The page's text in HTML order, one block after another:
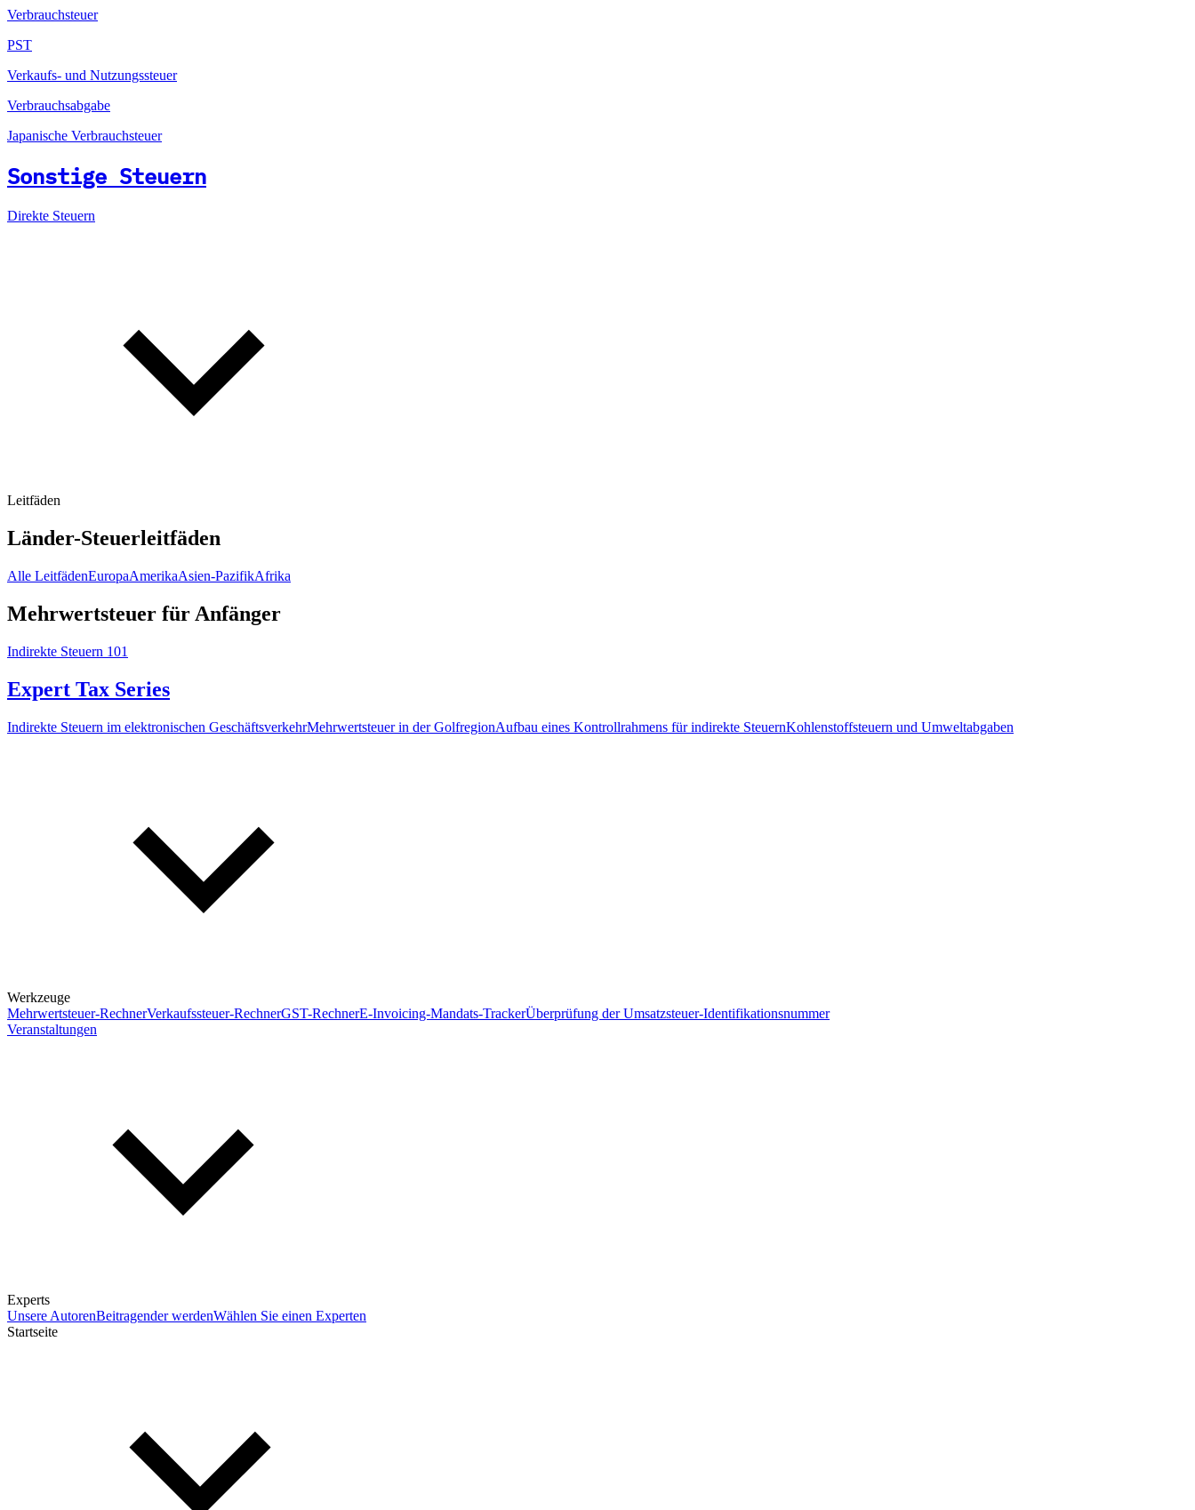
Verbrauchsteuer
PST
Verkaufs- und Nutzungssteuer
Verbrauchsabgabe
Japanische Verbrauchsteuer
Sonstige Steuern
Direkte Steuern
Leitfäden
Länder-Steuerleitfäden
Alle LeitfädenEuropaAmerikaAsien-PazifikAfrika
Mehrwertsteuer für Anfänger
Indirekte Steuern 101
Expert Tax Series
Indirekte Steuern im elektronischen GeschäftsverkehrMehrwertsteuer in der GolfregionAufbau eines Kontrollrahmens für indirekte SteuernKohlenstoffsteuern und Umweltabgaben
Werkzeuge
Mehrwertsteuer-RechnerVerkaufssteuer-RechnerGST-RechnerE-Invoicing-Mandats-TrackerÜberprüfung der Umsatzsteuer-Identifikationsnummer
Veranstaltungen
Experts
Unsere AutorenBeitragender werdenWählen Sie einen Experten
Startseite